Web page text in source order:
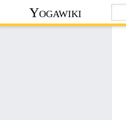
Yogawiki